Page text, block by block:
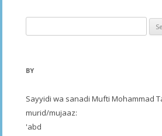
for:
BY
Sayyidi wa sanadi Mufti Mohammad
murid/mujaaz:
'abd